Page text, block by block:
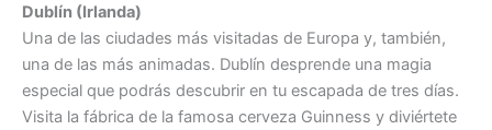
Dublín (Irlanda)
Una de las ciudades más visitadas de Europa y, también,
una de las más animadas. Dublín desprende una magia
especial que podrás descubrir en tu escapada de tres días.
Visita la fábrica de la famosa cerveza Guinness y diviértete